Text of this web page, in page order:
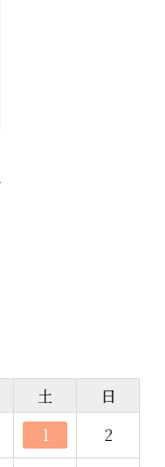
土
日
1
2